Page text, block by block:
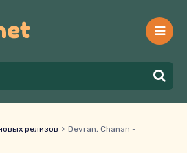
релизов
Devran, Chanan -